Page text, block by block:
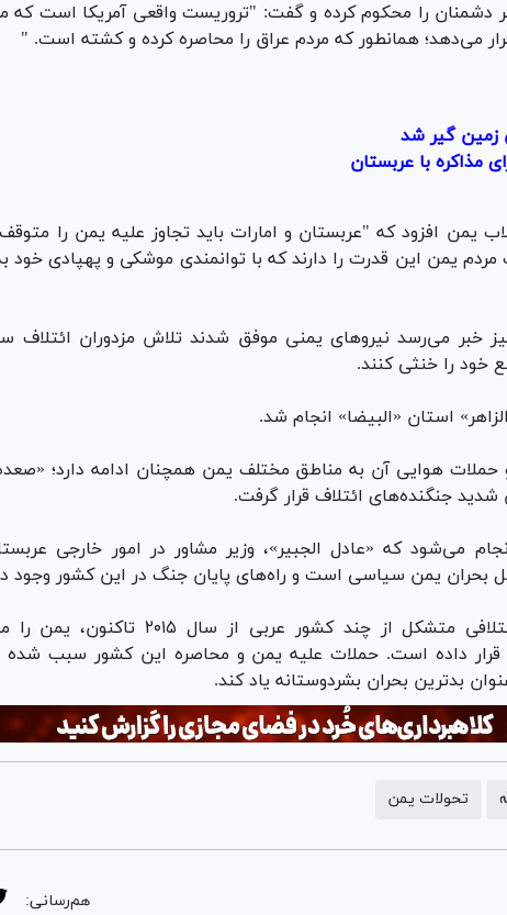
دشمنان را محکوم کرده و گفت: "تروریست واقعی آمریکا است که
می‌دهد؛ همانطور که مردم عراق را محاصره کرده و کشته است. "
زمین گیر شد
مذاکره با عربستان
یمن افزود که "عربستان و امارات باید تجاوز علیه یمن را
مردم یمن این قدرت را دارند که با توانمندی موشکی و پهپادی خود
خبر می‌رسد نیرو‌های یمنی موفق شدند تلاش مزدوران ائتلاف
خود را خنثی کنند.
استان «البیضا» انجام شد.
حملات هوایی آن به مناطق مختلف یمن همچنان ادامه دارد؛
جنگنده‌های ائتلاف قرار گرفت.
می‌شود که «عادل الجبیر»، وزیر مشاور در امور خارجی
حل بحران یمن سیاسی است و راه‌های پایان جنگ در این کشور وجود
عربستان با تشکیل ائتلافی متشکل از چند کشور
داده است. حملات علیه یمن و محاصره این کشور سبب شده
بدترین بحران بشردوستانه یاد کند.
تحولات یمن
هم‌رسانی: